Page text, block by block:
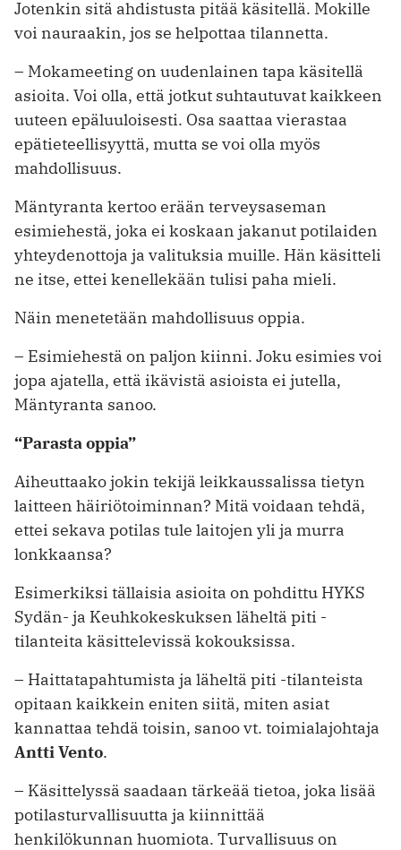
Jotenkin sitä ahdistusta pitää käsitellä. Mokille
voi nauraakin, jos se helpottaa tilannetta.
– Mokameeting on uudenlainen tapa käsitellä
asioita. Voi olla, että jotkut suhtautuvat kaikkeen
uuteen epäluuloisesti. Osa saattaa vierastaa
epätieteellisyyttä, mutta se voi olla myös
mahdollisuus.
Mäntyranta kertoo erään terveysaseman
esimiehestä, joka ei koskaan jakanut potilaiden
yhteydenottoja ja valituksia muille. Hän käsitteli
ne itse, ettei kenellekään tulisi paha mieli.
Näin menetetään mahdollisuus oppia.
– Esimiehestä on paljon kiinni. Joku esimies voi
jopa ajatella, että ikävistä asioista ei jutella,
Mäntyranta sanoo.
“Parasta oppia”
Aiheuttaako jokin tekijä leikkaussalissa tietyn
laitteen häiriötoiminnan? Mitä voidaan tehdä,
ettei sekava potilas tule laitojen yli ja murra
lonkkaansa?
Esimerkiksi tällaisia asioita on pohdittu HYKS
Sydän- ja Keuhkokeskuksen läheltä piti -
tilanteita käsittelevissä kokouksissa.
– Haittatapahtumista ja läheltä piti -tilanteista
opitaan kaikkein eniten siitä, miten asiat
kannattaa tehdä toisin, sanoo vt. toimialajohtaja
Antti Vento.
– Käsittelyssä saadaan tärkeää tietoa, joka lisää
potilasturvallisuutta ja kiinnittää
henkilökunnan huomiota. Turvallisuus on